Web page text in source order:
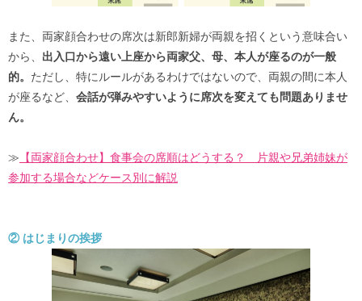
また、両家顔合わせの席次は新郎新婦が両親を招くという意味合い
から、 出入口から遠い上座から両家父、母、本人が座るのが一般
的。 ただし、特にルールがあるわけではないので、両親の間に本人
が座るなど、 会話が弾みやすいように席次を変えても問題ありませ
ん。
≫ 【両家顔合わせ】食事会の席順はどうする？ 片親や兄弟姉妹が
参加する場合などケース別に解説
② はじまりの挨拶